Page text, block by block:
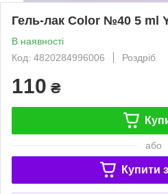
Гель-лак Color №40 5 ml
В наявності
Код: 4820284996006
Роздріб
110 ₴
або
Купити з